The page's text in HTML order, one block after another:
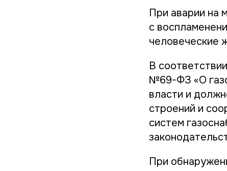
При аварии на
с
человеческие
В
№69-ФЗ «О
власти и
строений и
систем
При